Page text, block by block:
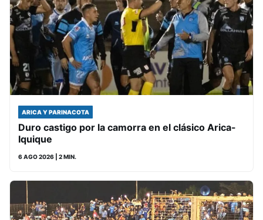
ARICA Y PARINACOTA
Duro castigo por la camorra en el clásico Arica-
Iquique
6 AGO 2026 | 2 MIN.